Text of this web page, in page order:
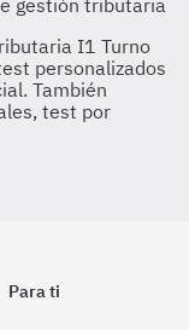
Para ti